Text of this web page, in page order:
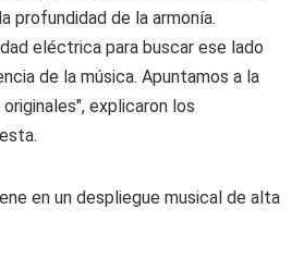
profundidad de la armonía.
eléctrica para buscar ese lado
de la música. Apuntamos a la
explicaron los
en un despliegue musical de alta